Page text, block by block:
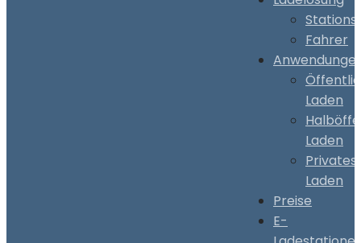
Fahrer
Laden
Laden
Privates
Laden
Preise
E-